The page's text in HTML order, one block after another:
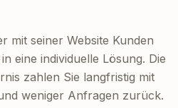
mit seiner Website Kunden
eine individuelle Lösung. Die
zahlen Sie langfristig mit
weniger Anfragen zurück.